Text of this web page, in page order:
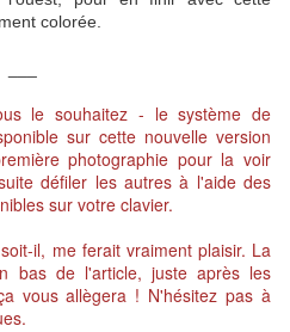
colorée.
le souhaitez - le système de
sur cette nouvelle version
photographie pour la voir
défiler les autres à l'aide des
sur votre clavier.
il, me ferait vraiment plaisir. La
bas de l'article, juste après les
vous allègera ! N'hésitez pas à